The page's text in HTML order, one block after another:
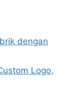
dengan
Logo,